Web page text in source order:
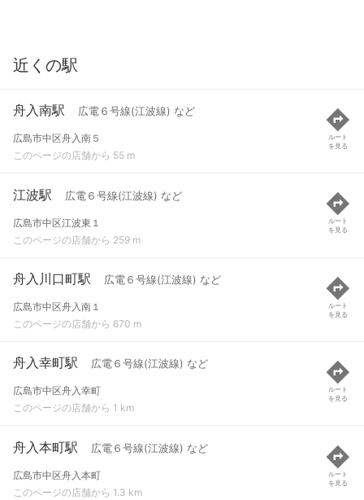
近くの駅
舟入南駅 広電６号線(江波線) など
広島市中区舟入南５
このページの店舗から 55 m
ルート
を見る
江波駅 広電６号線(江波線) など
広島市中区江波東１
このページの店舗から 259 m
ルート
を見る
舟入川口町駅 広電６号線(江波線) など
広島市中区舟入南１
このページの店舗から 670 m
ルート
を見る
舟入幸町駅 広電６号線(江波線) など
広島市中区舟入幸町
このページの店舗から 1 km
ルート
を見る
舟入本町駅 広電６号線(江波線) など
広島市中区舟入本町
このページの店舗から 1.3 km
ルート
を見る